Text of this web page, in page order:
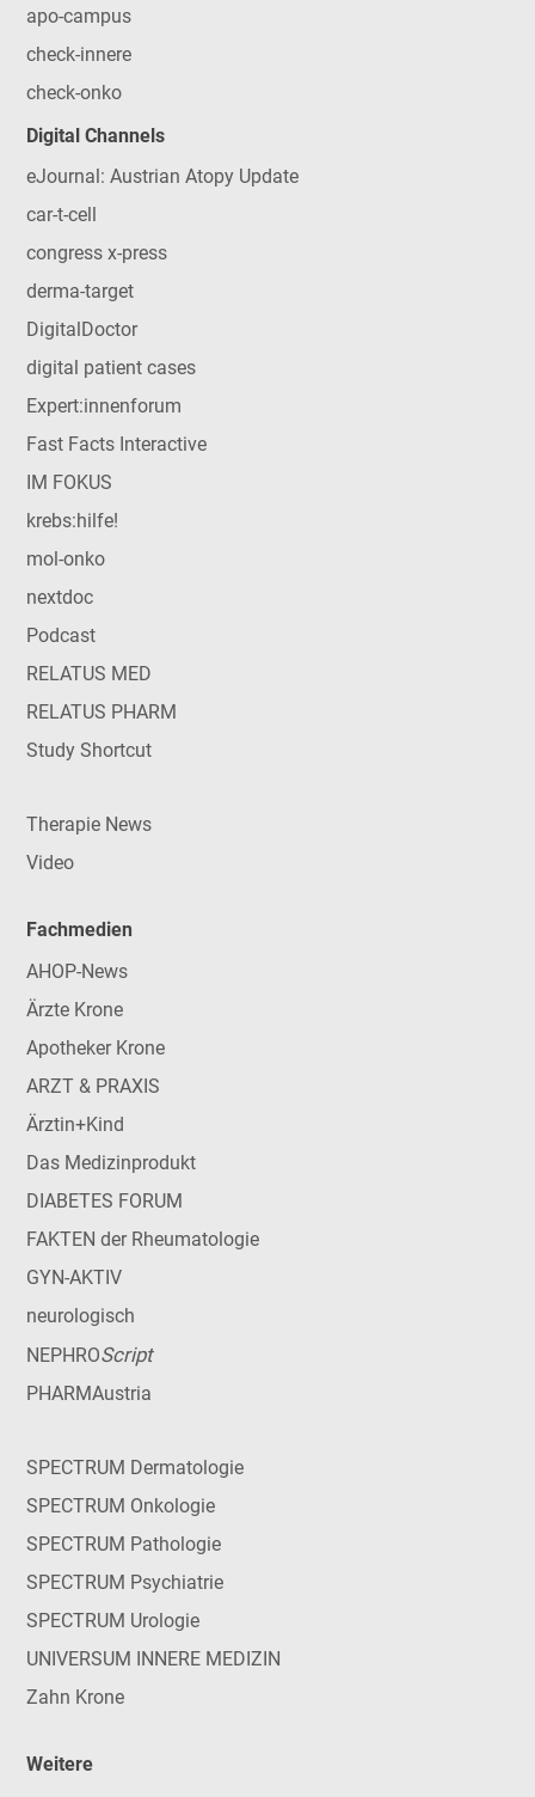
apo-campus
check-innere
check-onko
Digital Channels
eJournal: Austrian Atopy Update
car-t-cell
congress x-press
derma-target
DigitalDoctor
digital patient cases
Expert:innenforum
Fast Facts Interactive
IM FOKUS
krebs:hilfe!
mol-onko
nextdoc
Podcast
RELATUS MED
RELATUS PHARM
Study Shortcut
Therapie News
Video
Fachmedien
AHOP-News
Ärzte Krone
Apotheker Krone
ARZT & PRAXIS
Ärztin+Kind
Das Medizinprodukt
DIABETES FORUM
FAKTEN der Rheumatologie
GYN-AKTIV
neurologisch
NEPHROScript
PHARMAustria
SPECTRUM Dermatologie
SPECTRUM Onkologie
SPECTRUM Pathologie
SPECTRUM Psychiatrie
SPECTRUM Urologie
UNIVERSUM INNERE MEDIZIN
Zahn Krone
Weitere